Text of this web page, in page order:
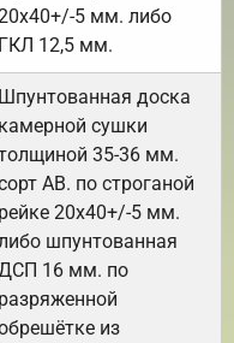
5 мм. либо
ГКЛ 12,5 мм.
Шпунтованная доска
камерной сушки
35-36 мм.
АВ. по строганой
рейке 20х40+/-5 мм.
шпунтованная
16 мм. по
разряженной
из